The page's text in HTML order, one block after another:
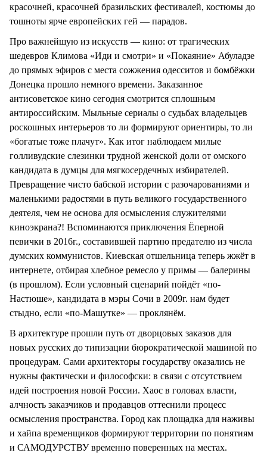
красочней, красочней бразильских фестивалей, костюмы до
тошноты ярче европейских гей — парадов.
Про важнейшую из искусств — кино: от трагических
шедевров Климова «Иди и смотри» и «Покаяние» Абуладзе
до прямых эфиров с места сожжения одесситов и бомбёжки
Донецка прошло немного времени. Заказанное
антисоветское кино сегодня смотрится сплошным
антироссийским. Мыльные сериалы о судьбах владельцев
роскошных интерьеров то ли формируют ориентиры, то ли
«богатые тоже плачут». Как итог наблюдаем милые
голливудские слезинки трудной женской доли от омского
кандидата в думцы для мягкосердечных избирателей.
Превращение чисто бабской истории с разочарованиями и
маленькими радостями в путь великого государственного
деятеля, чем не основа для осмысления служителями
киноэкрана?! Вспоминаются приключения Ёперной
певички в 2016г., составившей партию предателю из числа
думских коммунистов. Киевская отшельница теперь жжёт в
интернете, отбирая хлебное ремесло у примы — балерины
(в прошлом). Если условный сценарий пойдёт «по-
Настюше», кандидата в мэры Сочи в 2009г. нам будет
стыдно, если «по-Машутке» — проклянём.
В архитектуре прошли путь от дворцовых заказов для
новых русских до типизации бюрократической машиной по
процедурам. Сами архитекторы государству оказались не
нужны фактически и философски: в связи с отсутствием
идей построения новой России. Хаос в головах власти,
алчность заказчиков и продавцов оттеснили процесс
осмысления пространства. Город как площадка для наживы
и хайпа временщиков формируют территории по понятиям
и САМОДУРСТВУ временно поверенных на местах.